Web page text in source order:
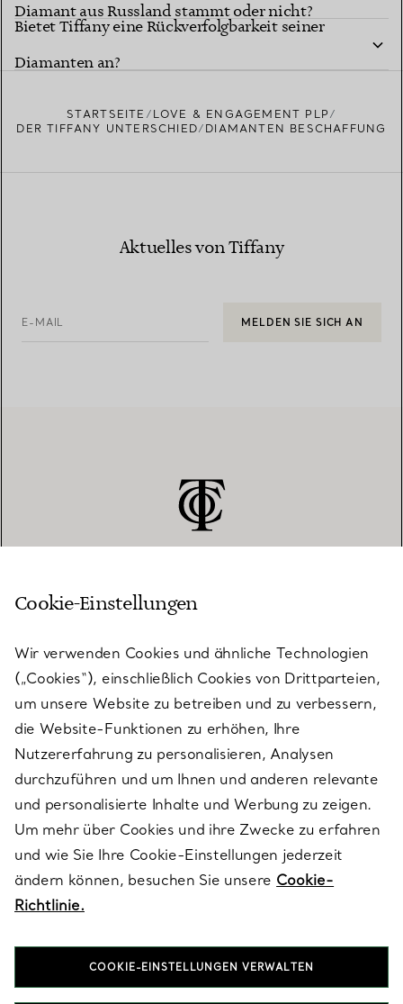
industriellen Diamanten russischen Ursprungs. Seit
21. März 2022 hat Tiffany die Beschaffung aller
Diamanten russischer Herkunft eingestellt, unabhängig davon,
Was Melée-Diamanten betrifft, so hat Tiffany als zusätzlichen
Schritt unsere Lieferanten angewiesen, keine russischen
und nicht russische Melée-Diamanten zu trennen.
Diamant aus Russland stammt oder nicht?
Bietet Tiffany eine Rückverfolgbarkeit seiner
Diamanten an?
STARTSEITE
LOVE & ENGAGEMENT PLP
DER TIFFANY UNTERSCHIED
DIAMANTEN BESCHAFFUNG
Aktuelles von Tiffany
E-MAIL MELDEN SIE SICH AN
KUNDENSERVICE
SERVICES
ÜBER TIFFANY & CO.
RECHTLICHE HINWEISE
FOLGEN SIE UNS
Cookie-Einstellungen
Wir verwenden Cookies und ähnliche Technologien
(„Cookies“), einschließlich Cookies von Drittparteien,
um unsere Website zu betreiben und zu verbessern,
die Website-Funktionen zu erhöhen, Ihre
Nutzererfahrung zu personalisieren, Analysen
durchzuführen und um Ihnen und anderen relevante
und personalisierte Inhalte und Werbung zu zeigen.
Um mehr über Cookies und ihre Zwecke zu erfahren
und wie Sie Ihre Cookie-Einstellungen jederzeit
ändern können, besuchen Sie unsere Cookie-
Richtlinie.
COOKIE-EINSTELLUNGEN VERWALTEN